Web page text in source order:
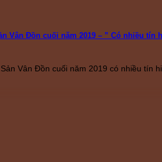
Vân Đồn cuối năm 2019 – ” Có nhiều tín
Vân Đồn cuối năm 2019 có nhiều tín